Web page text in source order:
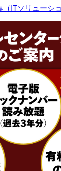
ITソリューショ